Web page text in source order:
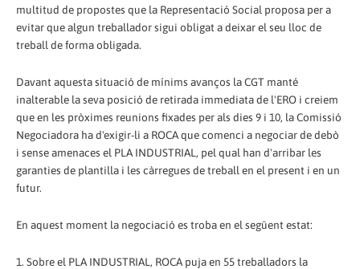
multitud de propostes que la Representació Social proposa per a
evitar que algun treballador sigui obligat a deixar el seu lloc de
treball de forma obligada.
Davant aquesta situació de mínims avanços la CGT manté
inalterable la seva posició de retirada immediata de l'ERO i creiem
que en les pròximes reunions fixades per als dies 9 i 10, la Comissió
Negociadora ha d'exigir-li a ROCA que comenci a negociar de debò
i sense amenaces el PLA INDUSTRIAL, pel qual han d'arribar les
garanties de plantilla i les càrregues de treball en el present i en un
futur.
En aquest moment la negociació es troba en el següent estat:
1. Sobre el PLA INDUSTRIAL, ROCA puja en 55 treballadors la